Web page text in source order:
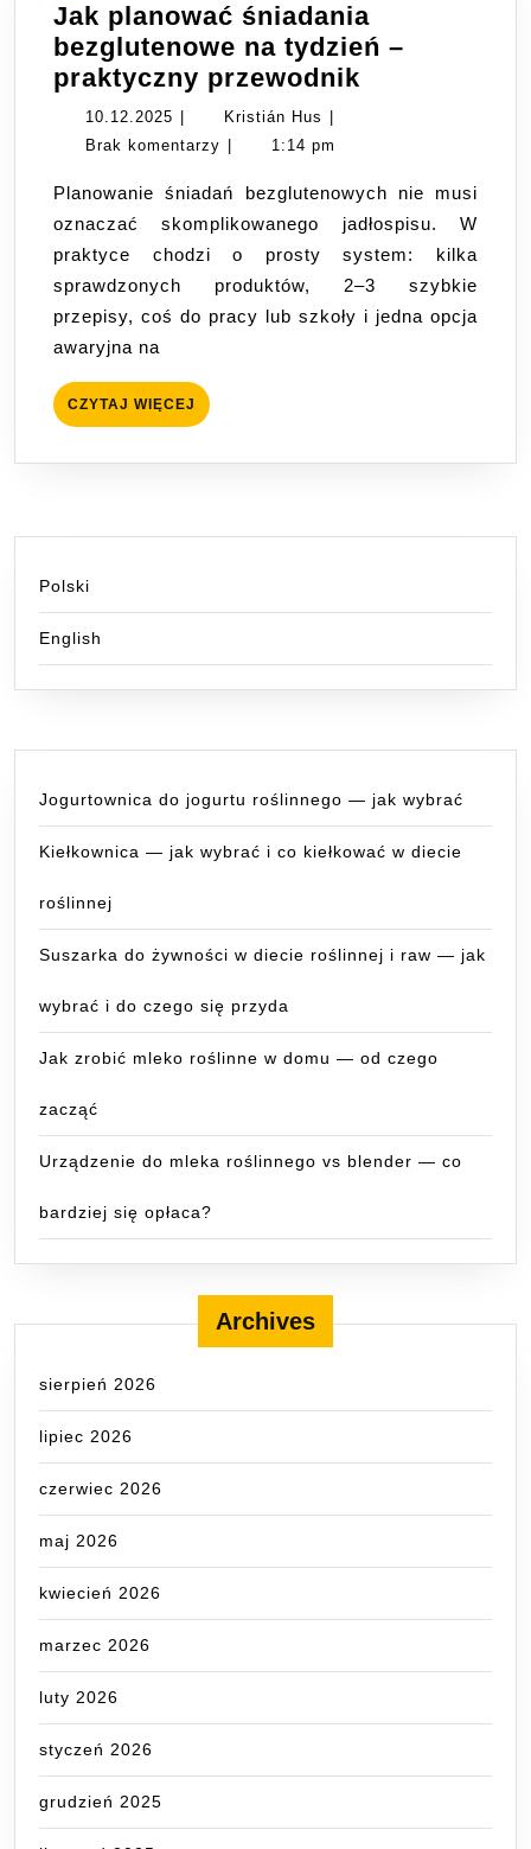
Jak planować śniadania
bezglutenowe na tydzień –
praktyczny przewodnik
na
tydzień
–
praktyczny
przewodnik
10.12.2025 10.12.2025Kristián Hus Kristián
Hus
Brak komentarzy
1:14 pm
Planowanie śniadań bezglutenowych nie musi
oznaczać skomplikowanego jadłospisu. W
praktyce chodzi o prosty system: kilka
sprawdzonych produktów, 2–3 szybkie
przepisy, coś do pracy lub szkoły i jedna opcja
awaryjna na
CZYTAJ WIĘCEJ CZYTAJ
WIĘCEJ
Polski
English
Jogurtownica do jogurtu roślinnego — jak wybrać
Kiełkownica — jak wybrać i co kiełkować w diecie
roślinnej
Suszarka do żywności w diecie roślinnej i raw — jak
wybrać i do czego się przyda
Jak zrobić mleko roślinne w domu — od czego
zacząć
Urządzenie do mleka roślinnego vs blender — co
bardziej się opłaca?
Archives
sierpień 2026
lipiec 2026
czerwiec 2026
maj 2026
kwiecień 2026
marzec 2026
luty 2026
styczeń 2026
grudzień 2025